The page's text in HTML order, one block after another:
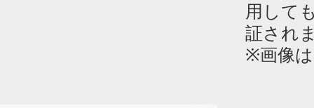
用して
証され
※画像